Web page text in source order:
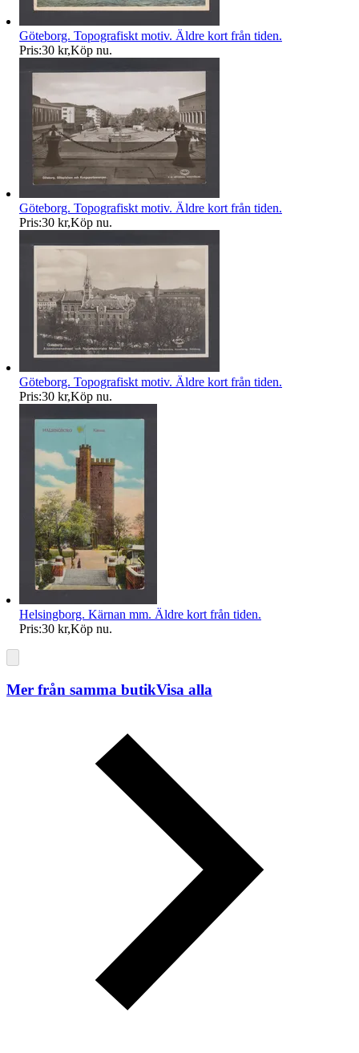
Göteborg. Topografiskt motiv. Äldre kort från tiden.
Pris:30 kr,Köp nu.
Göteborg. Topografiskt motiv. Äldre kort från tiden.
Pris:30 kr,Köp nu.
Göteborg. Topografiskt motiv. Äldre kort från tiden.
Pris:30 kr,Köp nu.
Helsingborg. Kärnan mm. Äldre kort från tiden.
Pris:30 kr,Köp nu.
Mer från samma butikVisa alla